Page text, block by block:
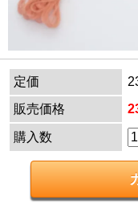
定価
販売価格
購入数